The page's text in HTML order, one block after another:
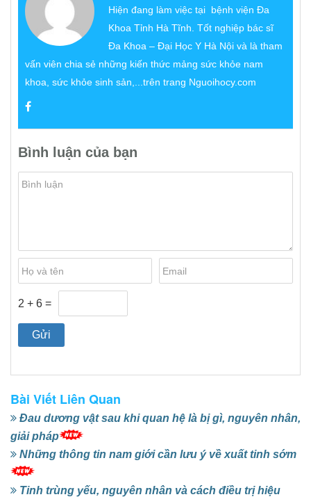
Hiện đang làm việc tại bệnh viện Đa
Khoa Tỉnh Hà Tĩnh. Tốt nghiệp bác sĩ
Đa Khoa – Đại Học Y Hà Nội và là tham
vấn viên chia sẻ những kiến thức mảng sức khỏe nam
khoa, sức khỏe sinh sản,...trên trang Nguoihocy.com
Bình luận của bạn
2 + 6 =
Bài Viết Liên Quan
Đau dương vật sau khi quan hệ là bị gì, nguyên nhân,
giải pháp
Những thông tin nam giới cần lưu ý về xuất tinh sớm
Tinh trùng yếu, nguyên nhân và cách điều trị hiệu